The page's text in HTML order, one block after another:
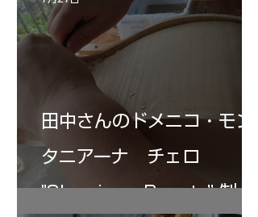
田中さんのドメニコ・モン
タニアーナ チェロ
"Sleeping・Beauty” 制作